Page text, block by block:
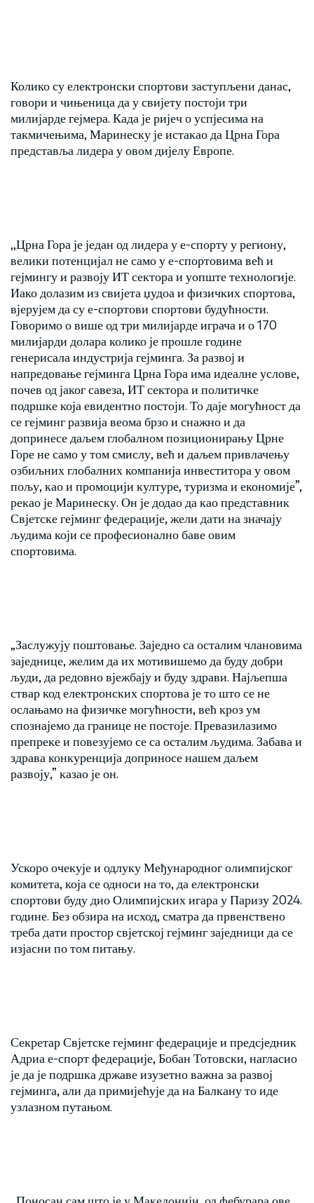
Колико су електронски спортови заступљени данас,
говори и чињеница да у свијету постоји три
милијарде гејмера. Када је ријеч о успјесима на
такмичењима, Маринеску је истакао да Црна Гора
представља лидера у овом дијелу Европе.
,,Црна Гора је један од лидера у е-спорту у региону,
велики потенцијал не само у е-спортовима већ и
гејмингу и развоју ИТ сектора и уопште технологије.
Иако долазим из свијета џудоа и физичких спортова,
вјерујем да су е-спортови спортови будућности.
Говоримо о више од три милијарде играча и о 170
милијарди долара колико је прошле године
генерисала индустрија гејминга. За развој и
напредовање гејминга Црна Гора има идеалне услове,
почев од јаког савеза, ИТ сектора и политичке
подршке која евидентно постоји. То даје могућност да
се гејминг развија веома брзо и снажно и да
допринесе даљем глобалном позиционирању Црне
Горе не само у том смислу, већ и даљем привлачењу
озбиљних глобалних компанија инвеститора у овом
пољу, као и промоцији културе, туризма и економије”,
рекао је Маринеску. Он је додао да као представник
Свјетске гејминг федерације, жели дати на значају
људима који се професионално баве овим
спортовима.
„Заслужују поштовање. Заједно са осталим члановима
заједнице, желим да их мотивишемо да буду добри
људи, да редовно вјежбају и буду здрави. Најљепша
ствар код електронских спортова је то што се не
ослањамо на физичке могућности, већ кроз ум
спознајемо да границе не постоје. Превазилазимо
препреке и повезујемо се са осталим људима. Забава и
здрава конкуренција доприносе нашем даљем
развоју,” казао је он.
Ускоро очекује и одлуку Међународног олимпијског
комитета, која се односи на то, да електронски
спортови буду дио Олимпијских игара у Паризу 2024.
године. Без обзира на исход, сматра да првенствено
треба дати простор свјетској гејминг заједници да се
изјасни по том питању.
Секретар Свјетске гејминг федерације и предсједник
Адриа е-спорт федерације, Бобан Тотовски, нагласио
је да је подршка државе изузетно важна за развој
гејминга, али да примијећује да на Балкану то иде
узлазном путањом.